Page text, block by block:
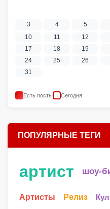
3
4 5
10
11 12
17
18 19
24
25 26
31
Есть посты Сегодня
ПОПУЛЯРНЫЕ ТЕГИ
артист шоу-
Артисты Релиз